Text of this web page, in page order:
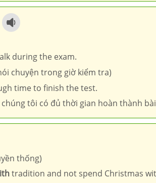
during the exam.
chuyện trong giờ kiểm tra)
time to finish the test.
tôi có đủ thời gian hoàn thành
thống)
tradition and not spend Christmas